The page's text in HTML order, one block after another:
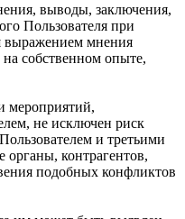
выводы, заключения,
Пользователя при
выражением мнения
собственном опыте,
мероприятий,
не исключен риск
и третьими
контрагентов,
подобных конфликтов